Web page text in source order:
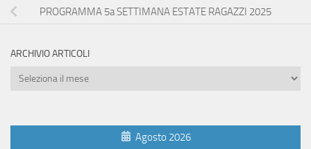
PROGRAMMA 5a SETTIMANA ESTATE RAGAZZI 2025
ARCHIVIO ARTICOLI
Archivio
Agosto 2026